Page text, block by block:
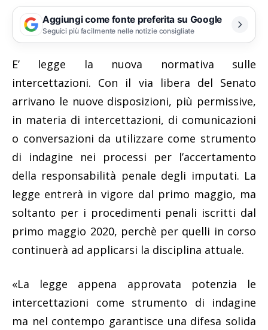
Aggiungi come fonte preferita su Google
Seguici più facilmente nelle notizie consigliate
E’ legge la nuova normativa sulle
intercettazioni. Con il via libera del Senato
arrivano le nuove disposizioni, più permissive,
in materia di intercettazioni, di comunicazioni
o conversazioni da utilizzare come strumento
di indagine nei processi per l’accertamento
della responsabilità penale degli imputati. La
legge entrerà in vigore dal primo maggio, ma
soltanto per i procedimenti penali iscritti dal
primo maggio 2020, perchè per quelli in corso
continuerà ad applicarsi la disciplina attuale.
«La legge appena approvata potenzia le
intercettazioni come strumento di indagine
ma nel contempo garantisce una difesa solida